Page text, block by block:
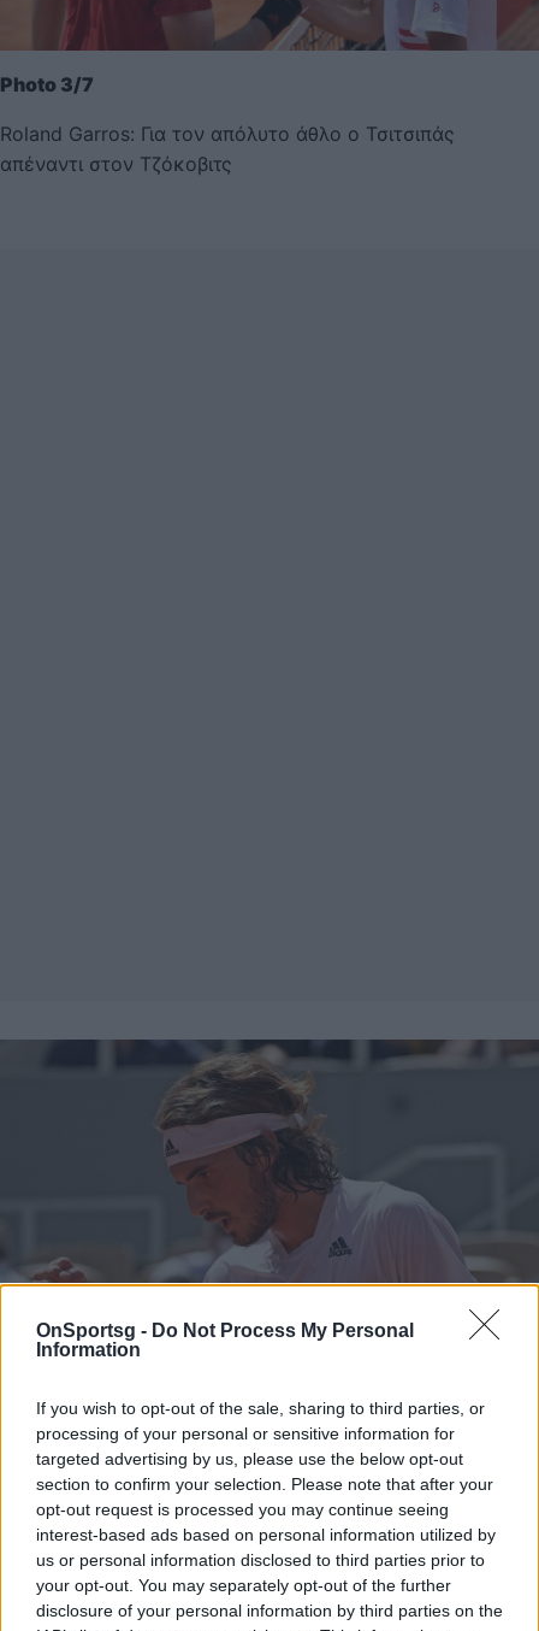
OnSportsg - Do Not Process My Personal
Information
If you wish to opt-out of the sale, sharing to third parties, or
processing of your personal or sensitive information for
targeted advertising by us, please use the below opt-out
section to confirm your selection. Please note that after your
opt-out request is processed you may continue seeing
interest-based ads based on personal information utilized by
us or personal information disclosed to third parties prior to
your opt-out. You may separately opt-out of the further
disclosure of your personal information by third parties on the
Photo 3/7
Roland Garros: Για τον απόλυτο άθλο ο Τσιτσιπάς
απέναντι στον Τζόκοβιτς
Photo 4/7
Roland Garros: Για τον απόλυτο άθλο ο Τσιτσιπάς
απέναντι στον Τζόκοβιτς